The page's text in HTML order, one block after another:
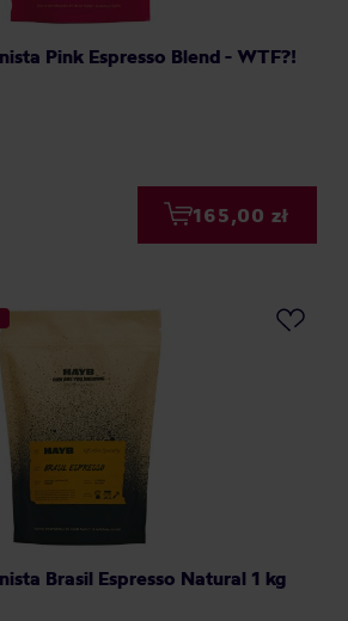
Pink Espresso Blend - WTF?!
165,00 zł
Brasil Espresso Natural 1 kg